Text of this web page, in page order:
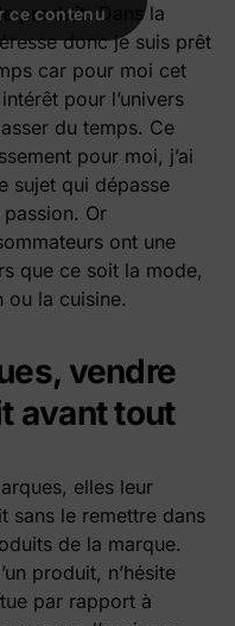
produit. Dans la
donc je suis prêt
car pour moi cet
pour l’univers
du temps. Ce
pour moi, j’ai
sujet qui dépasse
passion. Or
ont une
que ce soit la mode,
la cuisine.
vendre
avant tout
elles leur
sans le remettre dans
de la marque.
produit, n’hésite
par rapport à
ce contenu
ce contenu